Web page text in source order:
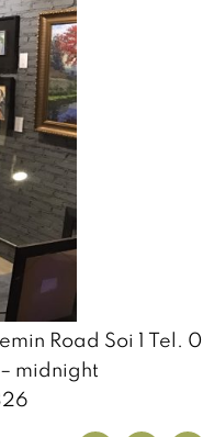
Road Soi 1 Tel.
midnight